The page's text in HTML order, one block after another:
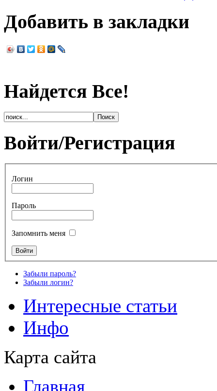
Добавить в закладки
Найдется Все!
Войти/Регистрация
Логин
Пароль
Запомнить меня
Забыли пароль?
Забыли логин?
Интересные статьи
Инфо
Карта сайта
Главная